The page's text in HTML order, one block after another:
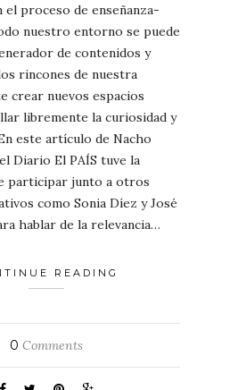
el proceso de enseñanza-
nuestro entorno se puede
de contenidos y
rincones de nuestra
crear nuevos espacios
libremente la curiosidad y
este artículo de Nacho
Diario El PAÍS tuve la
participar junto a otros
como Sonia Díez y José
hablar de la relevancia…
READING
0 Comments